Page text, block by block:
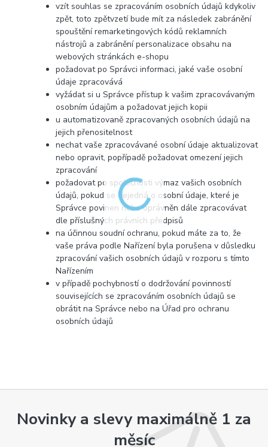
vzít souhlas se zpracováním osobních údajů kdykoliv
zpět, toto zpětvzetí bude mít za následek zabránění
spouštění remarketingových kódů reklamních
nástrojů a zabránění personalizace obsahu na
webových stránkách e-shopu
požadovat po Správci informaci, jaké vaše osobní
údaje zpracovává
vyžádat si u Správce přístup k vašim zpracovávaným
osobním údajům a požadovat jejich kopii
u automatizovaně zpracovaných osobních údajů na
jejich přenositelnost
nechat vaše zpracovávané osobní údaje aktualizovat
nebo opravit, popřípadě požadovat omezení jejich
zpracování
požadovat po společnosti výmaz vašich osobních
údajů, pokud se nejedná o osobní údaje, které je
Správce povinen nebo oprávněn dále zpracovávat
dle příslušných právních předpisů
na účinnou soudní ochranu, pokud máte za to, že
vaše práva podle Nařízení byla porušena v důsledku
zpracování vašich osobních údajů v rozporu s tímto
Nařízením
v případě pochybností o dodržování povinností
souvisejících se zpracováním osobních údajů se
obrátit na Správce nebo na Úřad pro ochranu
osobních údajů
Novinky a slevy maximálně 1 za
měsíc